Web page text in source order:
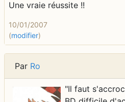
Une vraie réussite !!
10/01/2007
(modifier)
Par Ro
"Il faut